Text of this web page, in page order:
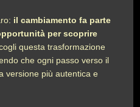
il cambiamento fa parte
per scoprire
questa trasformazione
che ogni passo verso il
versione più autentica e